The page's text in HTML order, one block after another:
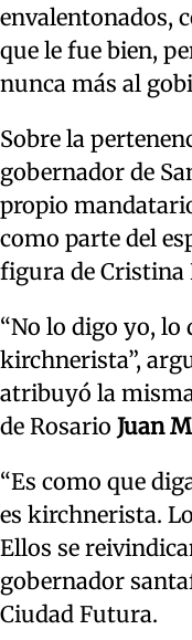
envalentonados,
que le fue bien,
nunca más al
Sobre la
gobernador de
propio
como parte del
figura de Cristina
“No lo digo yo, lo
kirchnerista”,
atribuyó la
de Rosario Juan
“Es como que
es kirchnerista.
Ellos se
gobernador
Ciudad Futura.